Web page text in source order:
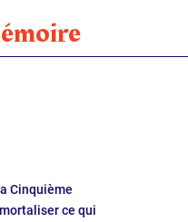
Cinquième
ce qui